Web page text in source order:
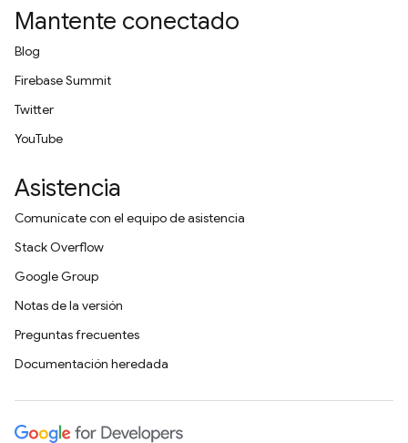
Mantente conectado
Blog
Firebase Summit
Twitter
YouTube
Asistencia
Comunícate con el equipo de asistencia
Stack Overflow
Google Group
Notas de la versión
Preguntas frecuentes
Documentación heredada